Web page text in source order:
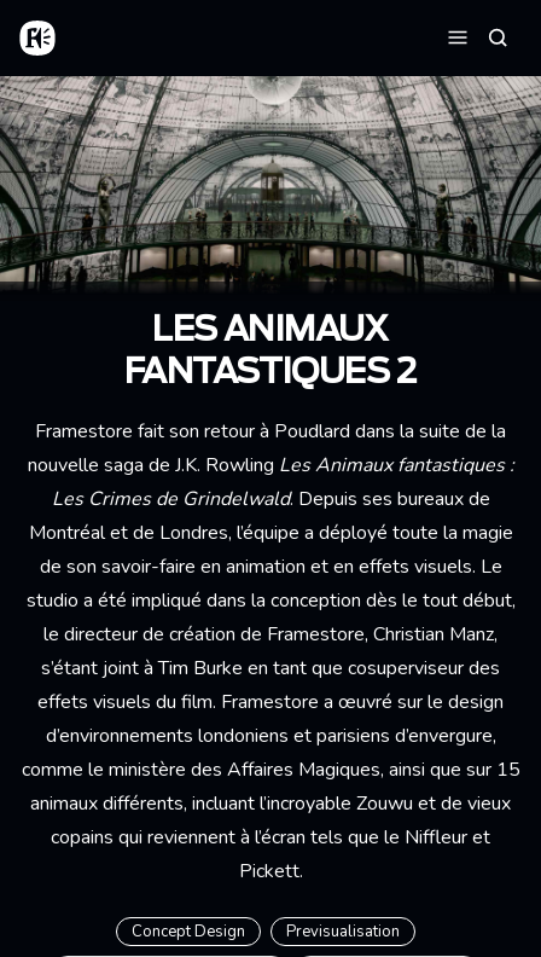
Aller au contenu principal
Accueil
Menu
LES ANIMAUX
FANTASTIQUES 2
Framestore fait son retour à Poudlard dans la suite de la
nouvelle saga de J.K. Rowling Les Animaux fantastiques :
Les Crimes de Grindelwald. Depuis ses bureaux de
Montréal et de Londres, l’équipe a déployé toute la magie
de son savoir-faire en animation et en effets visuels. Le
studio a été impliqué dans la conception dès le tout début,
le directeur de création de Framestore, Christian Manz,
s’étant joint à Tim Burke en tant que cosuperviseur des
effets visuels du film. Framestore a œuvré sur le design
d’environnements londoniens et parisiens d’envergure,
comme le ministère des Affaires Magiques, ainsi que sur 15
animaux différents, incluant l’incroyable Zouwu et de vieux
copains qui reviennent à l’écran tels que le Niffleur et
Pickett.
Concept Design
Previsualisation